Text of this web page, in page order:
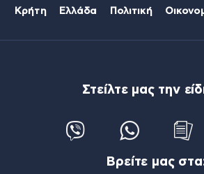
Κρήτη Ελλάδα Πολιτική
Στείλτε μας την
Βρείτε μας